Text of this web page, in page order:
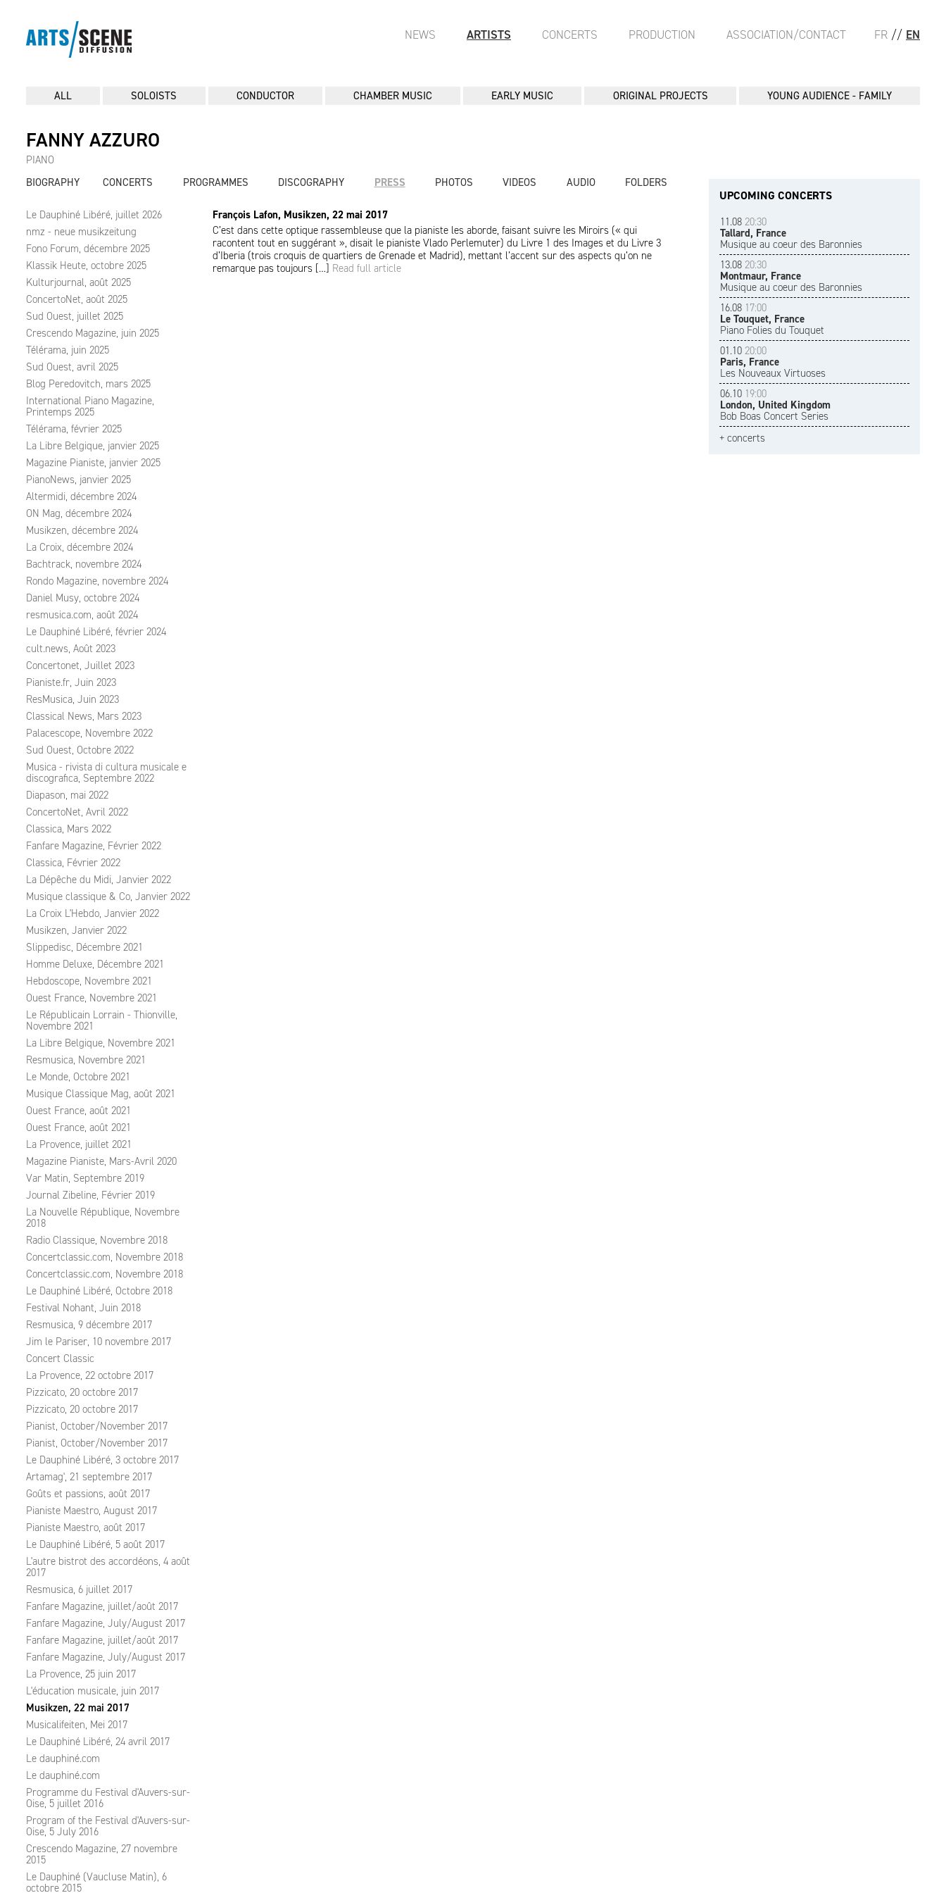
FR // EN
NEWS ARTISTS CONCERTS PRODUCTION ASSOCIATION/CONTACT
ALL SOLOISTS CONDUCTOR CHAMBER MUSIC EARLY MUSIC ORIGINAL PROJECTS YOUNG AUDIENCE - FAMILY
FANNY AZZURO
PIANO
BIOGRAPHY
CONCERTS PROGRAMMES DISCOGRAPHY PRESS PHOTOS VIDEOS AUDIO FOLDERS
Le Dauphiné Libéré, juillet 2026
nmz - neue musikzeitung
Fono Forum, décembre 2025
Klassik Heute, octobre 2025
Kulturjournal, août 2025
ConcertoNet, août 2025
Sud Ouest, juillet 2025
Crescendo Magazine, juin 2025
Télérama, juin 2025
Sud Ouest, avril 2025
Blog Peredovitch, mars 2025
International Piano Magazine,
Printemps 2025
Télérama, février 2025
La Libre Belgique, janvier 2025
Magazine Pianiste, janvier 2025
PianoNews, janvier 2025
Altermidi, décembre 2024
ON Mag, décembre 2024
Musikzen, décembre 2024
La Croix, décembre 2024
Bachtrack, novembre 2024
Rondo Magazine, novembre 2024
Daniel Musy, octobre 2024
resmusica.com, août 2024
Le Dauphiné Libéré, février 2024
cult.news, Août 2023
Concertonet, Juillet 2023
Pianiste.fr, Juin 2023
ResMusica, Juin 2023
Classical News, Mars 2023
Palacescope, Novembre 2022
Sud Ouest, Octobre 2022
Musica - rivista di cultura musicale e
discografica, Septembre 2022
Diapason, mai 2022
ConcertoNet, Avril 2022
Classica, Mars 2022
Fanfare Magazine, Février 2022
Classica, Février 2022
La Dépêche du Midi, Janvier 2022
Musique classique & Co, Janvier 2022
La Croix L'Hebdo, Janvier 2022
Musikzen, Janvier 2022
Slippedisc, Décembre 2021
Homme Deluxe, Décembre 2021
Hebdoscope, Novembre 2021
Ouest France, Novembre 2021
Le Républicain Lorrain - Thionville,
Novembre 2021
La Libre Belgique, Novembre 2021
Resmusica, Novembre 2021
Le Monde, Octobre 2021
Musique Classique Mag, août 2021
Ouest France, août 2021
Ouest France, août 2021
La Provence, juillet 2021
Magazine Pianiste, Mars-Avril 2020
Var Matin, Septembre 2019
Journal Zibeline, Février 2019
La Nouvelle République, Novembre
2018
Radio Classique, Novembre 2018
Concertclassic.com, Novembre 2018
Concertclassic.com, Novembre 2018
Le Dauphiné Libéré, Octobre 2018
Festival Nohant, Juin 2018
Resmusica, 9 décembre 2017
Jim le Pariser, 10 novembre 2017
Concert Classic
La Provence, 22 octobre 2017
Pizzicato, 20 octobre 2017
Pizzicato, 20 octobre 2017
Pianist, October/November 2017
Pianist, October/November 2017
Le Dauphiné Libéré, 3 octobre 2017
Artamag', 21 septembre 2017
Goûts et passions, août 2017
Pianiste Maestro, August 2017
Pianiste Maestro, août 2017
Le Dauphiné Libéré, 5 août 2017
L'autre bistrot des accordéons, 4 août
2017
Resmusica, 6 juillet 2017
Fanfare Magazine, juillet/août 2017
Fanfare Magazine, July/August 2017
Fanfare Magazine, juillet/août 2017
Fanfare Magazine, July/August 2017
La Provence, 25 juin 2017
L'éducation musicale, juin 2017
Musikzen, 22 mai 2017
Musicalifeiten, Mei 2017
Le Dauphiné Libéré, 24 avril 2017
Le dauphiné.com
Le dauphiné.com
Programme du Festival d'Auvers-sur-
Oise, 5 juillet 2016
Program of the Festival d'Auvers-sur-
Oise, 5 July 2016
Crescendo Magazine, 27 novembre
2015
Le Dauphiné (Vaucluse Matin), 6
octobre 2015
François Lafon, Musikzen, 22 mai 2017
C’est dans cette optique rassembleuse que la pianiste les aborde, faisant suivre les Miroirs (« qui
racontent tout en suggérant », disait le pianiste Vlado Perlemuter) du Livre 1 des Images et du Livre 3
d’Iberia (trois croquis de quartiers de Grenade et Madrid), mettant l’accent sur des aspects qu’on ne
remarque pas toujours […] Read full article
UPCOMING CONCERTS
11.08 20:30
Tallard, France
Musique au coeur des Baronnies
13.08 20:30
Montmaur, France
Musique au coeur des Baronnies
16.08 17:00
Le Touquet, France
Piano Folies du Touquet
01.10 20:00
Paris, France
Les Nouveaux Virtuoses
06.10 19:00
London, United Kingdom
Bob Boas Concert Series
+ concerts